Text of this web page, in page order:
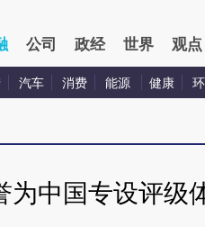
公司 政经 世界 观点
汽车 消费 能源 健康
为中国专设评级